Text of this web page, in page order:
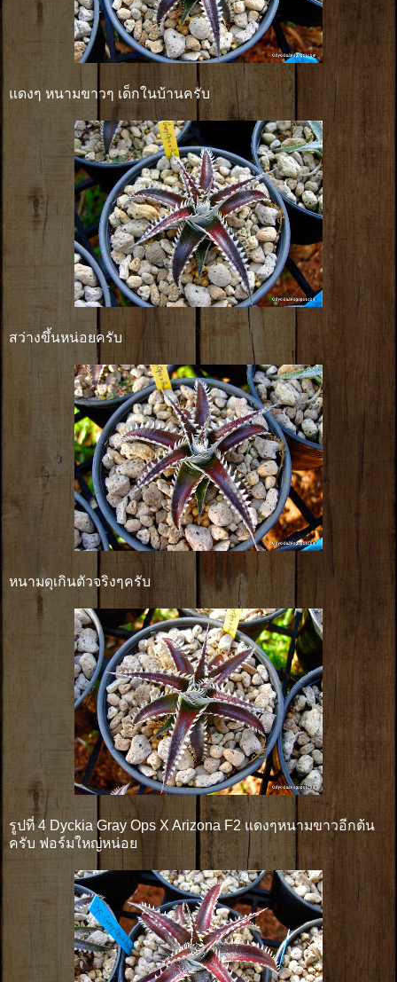
แดงๆ หนามขาวๆ เด็กในบ้านครับ
สว่างขึ้นหน่อยครับ
หนามดุเกินตัวจริงๆครับ
รูปที่ 4 Dyckia Gray Ops X Arizona F2 แดงๆหนามขาวอีกต้น
ครับ ฟอร์มใหญ่หน่อย